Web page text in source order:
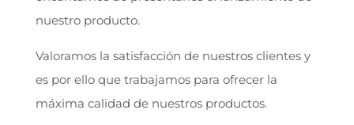
nuestro producto.
Valoramos la satisfacción de nuestros clientes y
es por ello que trabajamos para ofrecer la
máxima calidad de nuestros productos.